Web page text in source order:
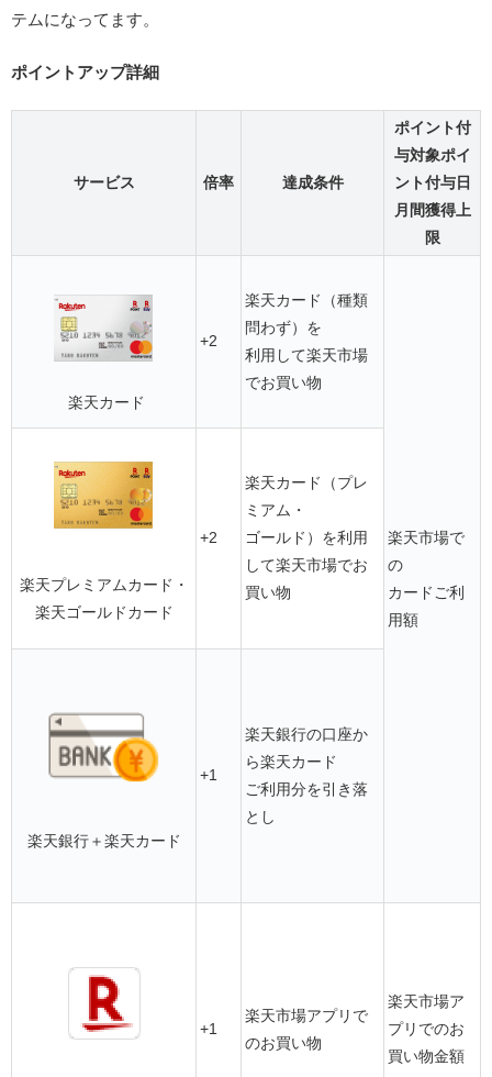
テムになってます。
ポイントアップ詳細
サービス 倍率 達成条件
ポイント付
与対象ポイ
ント付与日
月間獲得上
限
楽天カード
+2
楽天カード（種類
問わず）を
利用して楽天市場
でお買い物
楽天市場で
の
カードご利
用額
楽天プレミアムカード ・
楽天ゴールドカード
+2
楽天カード（プレ
ミアム・
ゴールド）を利用
して楽天市場でお
買い物
楽天銀行＋楽天カード
+1
楽天銀行の口座か
ら楽天カード
ご利用分を引き落
とし
+1
楽天市場アプリで
のお買い物
楽天市場ア
プリでのお
買い物金額